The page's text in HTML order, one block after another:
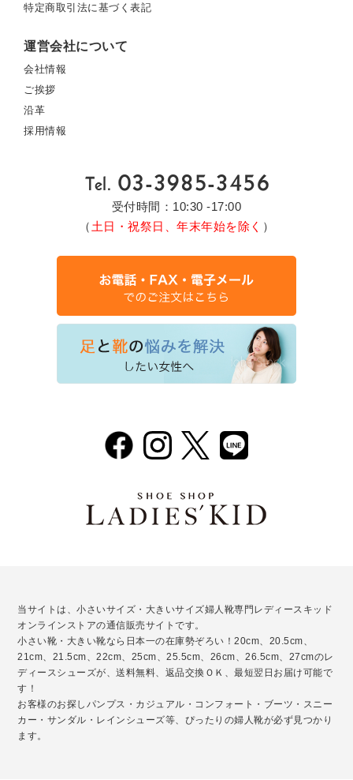
特定商取引法に基づく表記
運営会社について
会社情報
ご挨拶
沿革
採用情報
受付時間：10:30 -17:00
（ 土日・祝祭日、年末年始を除く ）
当サイトは、小さいサイズ・大きいサイズ婦人靴専門レディースキッド
オンラインストアの通信販売サイトです。
小さい靴・大きい靴なら日本一の在庫勢ぞろい！20cm、20.5cm、
21cm、21.5cm、22cm、25cm、25.5cm、26cm、26.5cm、27cmのレ
ディースシューズが、送料無料、返品交換ＯＫ、最短翌日お届け可能で
す！
お客様のお探しパンプス・カジュアル・コンフォート・ブーツ・スニー
カー・サンダル・レインシューズ等、ぴったりの婦人靴が必ず見つかり
ます。